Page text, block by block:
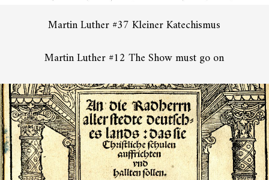
Martin Luther #37 Kleiner Katechismus
Martin Luther #12 The Show must go on